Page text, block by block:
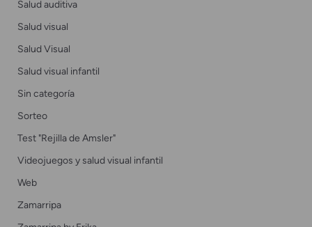
Salud auditiva
Salud visual
Salud Visual
Salud visual infantil
Sin categoría
Sorteo
Test "Rejilla de Amsler"
Videojuegos y salud visual infantil
Web
Zamarripa